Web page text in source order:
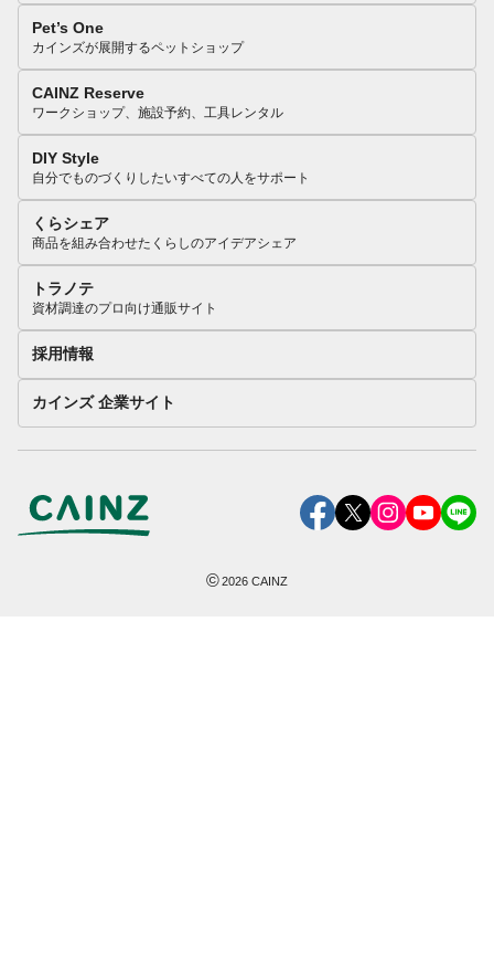
Pet’s One
カインズが展開するペットショップ
CAINZ Reserve
ワークショップ、施設予約、工具レンタル
DIY Style
自分でものづくりしたいすべての人をサポート
くらシェア
商品を組み合わせたくらしのアイデアシェア
トラノテ
資材調達のプロ向け通販サイト
採用情報
カインズ 企業サイト
©2026 CAINZ